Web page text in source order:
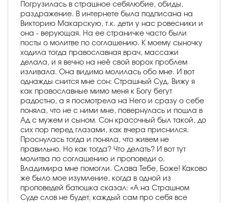
Погрузилась в страшное себялюбие, обиды,
раздражение. В интернете была подписана на
Викторию Макарскую, т.к. дети у нас ровесники и
она - верующая. На ее страничке часто были
посты о молитве по соглашению. К моему сыночку
ходила тогда православная врач, массажи
делала, и я вечно на неё свой ворох проблем
изливала. Она видимо молилась обо мне. И вот
однажды снится мне сон: Страшный Суд. Вижу я
как православные мимо меня к Богу бегут
радостно, а я посмотрела на Него и сразу о себе
поняла, что не с ними мне, повернулась и пошла в
Ад с мужем и сыном. Сон красочный был такой, до
сих пор перед глазами, как вчера приснился.
Проснулась тогда и поняла, что живем не
правильно. Но как тогда? Что делать? И вот тут
молитва по соглашению и проповеди о.
Владимира мне помогли. Слава Тебе, Боже! Каково
же было мое изумление, когда в одной из
проповедей батюшка сказал: «А на Страшном
Суде слов не будет, каждый сам про себя все